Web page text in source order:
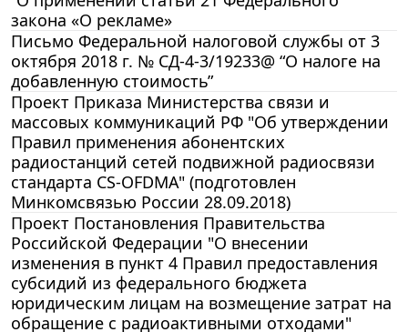
закона «О рекламе»
Письмо Федеральной налоговой службы от 3
октября 2018 г. № СД-4-3/19233@ “О налоге на
добавленную стоимость”
Проект Приказа Министерства связи и
массовых коммуникаций РФ "Об утверждении
Правил применения абонентских
радиостанций сетей подвижной радиосвязи
стандарта CS-OFDMA" (подготовлен
Минкомсвязью России 28.09.2018)
Проект Постановления Правительства
Российской Федерации "О внесении
изменения в пункт 4 Правил предоставления
субсидий из федерального бюджета
юридическим лицам на возмещение затрат на
обращение с радиоактивными отходами"